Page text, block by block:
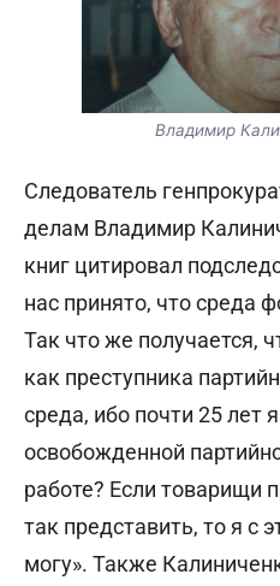
Владимир
Следователь
делам Владимир
книг цитировал
нас принято, что среда
Так что же получается,
как преступника
среда, ибо почти 25 лет
освобожденной
работе? Если товарищи
так представить, то я с
могу». Также